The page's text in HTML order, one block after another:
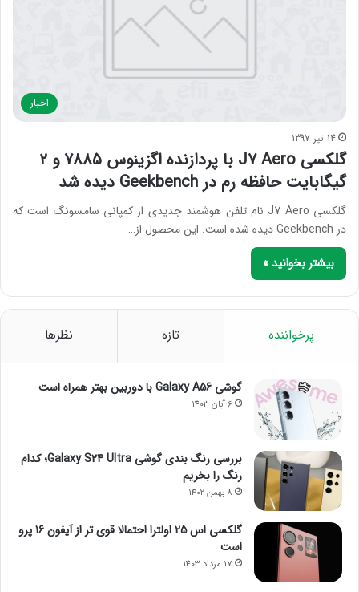
اخبار
14 تیر 1397
گلکسی J7 Aero با پردازنده اگزینوس 7885 و 2
گیگابایت حافظه رم در Geekbench دیده شد
گلکسی J7 Aero نام تلفن هوشمند جدیدی از کمپانی سامسونگ است که
در Geekbench دیده شده است. این محصول از…
بیشتر بخوانید »
پرخواننده تازه نظرها
گوشی Galaxy A56 با دوربین بهتر همراه است
6 آبان 1403
بررسی رنگ بندی گوشی Galaxy S24 Ultra؛ کدام
رنگ را بخریم
8 بهمن 1402
گلکسی اس 25 اولترا احتمالا قوی تر از آیفون 16 پرو
است
17 مرداد 1403